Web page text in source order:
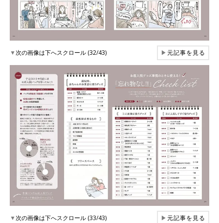
▼次の画像は下へスクロール (32/43) ▶元記事を見る
▼次の画像は下へスクロール (33/43) ▶元記事を見る